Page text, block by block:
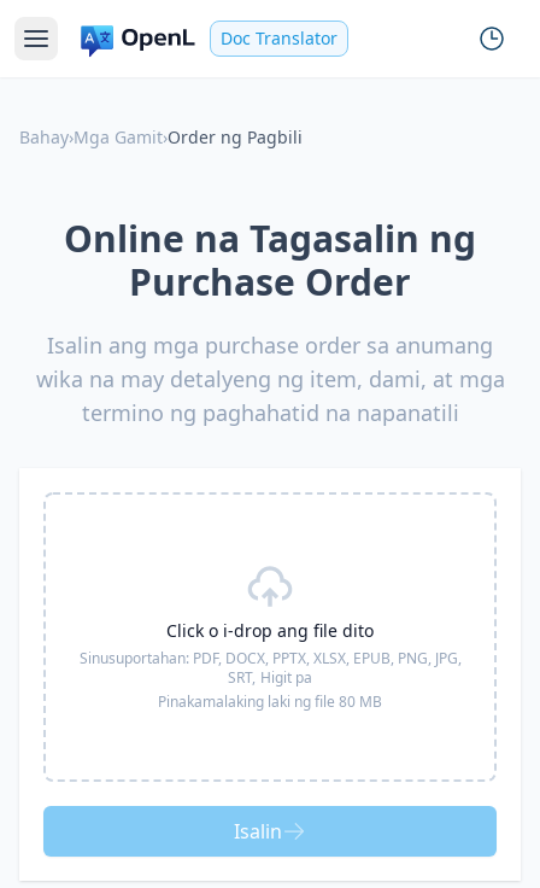
Doc Translator
Bahay›Mga Gamit›Order ng Pagbili
Online na Tagasalin ng
Purchase Order
Isalin ang mga purchase order sa anumang
wika na may detalyeng ng item, dami, at mga
termino ng paghahatid na napanatili
Click o i-drop ang file dito
Sinusuportahan: PDF, DOCX, PPTX, XLSX, EPUB, PNG, JPG,
SRT, Higit pa
Pinakamalaking laki ng file 80 MB
Isalin